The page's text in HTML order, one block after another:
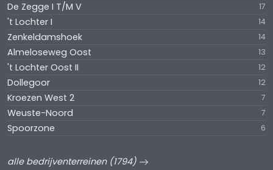
De Zegge I T/M V 17
't Lochter I 14
Zenkeldamshoek 14
Almeloseweg Oost 13
't Lochter Oost II 12
Dollegoor 12
Kroezen West 2 7
Weuste-Noord 7
Spoorzone 6
alle bedrijventerreinen (1794)